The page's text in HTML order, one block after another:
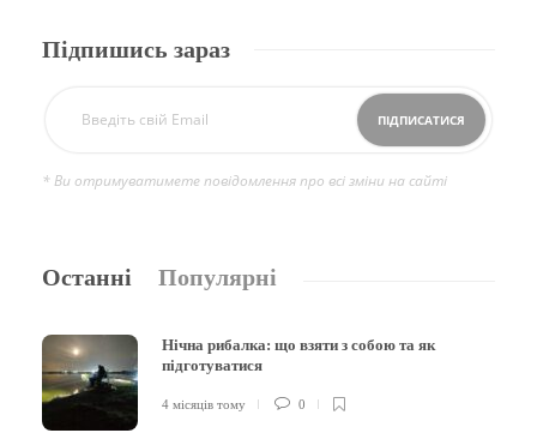
Підпишись зараз
* Ви отримуватимете повідомлення про всі зміни на сайті
Останні Популярні
Нічна рибалка: що взяти з собою та як
підготуватися
4 місяців тому 0